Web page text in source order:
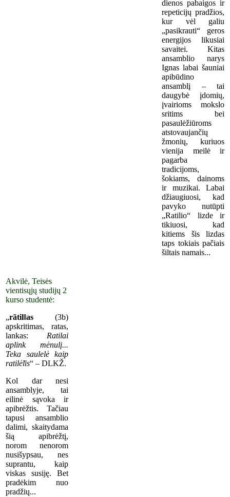
dienos pabaigos ir
repeticijų pradžios,
kur vėl galiu
„pasikrauti“ geros
energijos likusiai
savaitei. Kitas
ansamblio narys
Ignas labai šauniai
apibūdino
ansamblį – tai
daugybė įdomių,
įvairioms mokslo
sritims bei
pasaulėžiūroms
atstovaujančių
žmonių, kuriuos
vienija meilė ir
pagarba
tradicijoms,
šokiams, dainoms
ir muzikai. Labai
džiaugiuosi, kad
pavyko nutūpti
„Ratilio“ lizde ir
tikiuosi, kad
kitiems šis lizdas
taps tokiais pačiais
šiltais namais...
Akvilė, Teisės
vientisųjų studijų 2
kurso studentė:
„rãtil‖as (3b)
apskritimas, ratas,
lankas: Ratilai
aplink mėnulį...
Teka saulelė kaip
ratilė̃lis“ – DLKŽ.
Kol dar nesi
ansamblyje, tai
eilinė sąvoka ir
apibrėžtis. Tačiau
tapusi ansamblio
dalimi, skaitydama
šią apibrėžtį,
norom nenorom
nusišypsau, nes
suprantu, kaip
viskas susiję. Bet
pradėkim nuo
pradžių...